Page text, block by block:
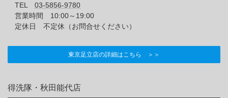
TEL 03-5856-9780
営業時間 10:00～19:00
定休日 不定休（お問合せください）
東京足立店の詳細はこちら ＞＞
得洗隊・秋田能代店